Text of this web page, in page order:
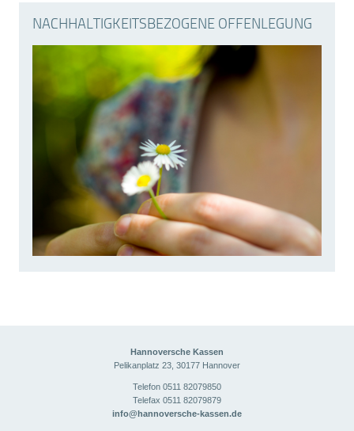
NACHHALTIGKEITS­BEZOGENE OFFENLEGUNG
Hannoversche Kassen
Pelikanplatz 23, 30177 Hannover
Telefon 0511 82079850
Telefax 0511 82079879
info@hannoversche-kassen.de